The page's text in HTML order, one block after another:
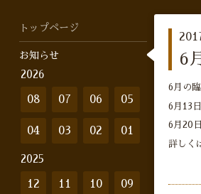
6
6月の
6月13
6月20
詳しく
トップページ
お知らせ
2026
08 07 06 05
04 03 02 01
2025
12 11 10 09